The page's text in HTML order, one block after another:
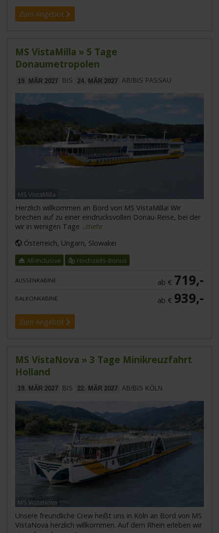
Zum Angebot
MS VistaMilla » 5 Tage
Donaumetropolen
19. MÄR 2027 BIS 24. MÄR 2027 AB/BIS PASSAU
MS VistaMilla
Herzlich willkommen an Bord von MS VistaMilla! Wir
brechen auf zu einer eindrucksvollen Donau-Reise, bei der
wir in wenigen Tage ...mehr
Österreich, Ungarn, Slowakei
All-Inclusive Hochzeits-Bonus
AUSSENKABINE ab € 719,-
BALKONKABINE ab € 939,-
Zum Angebot
MS VistaNova » 3 Tage Minikreuzfahrt
Holland
19. MÄR 2027 BIS 22. MÄR 2027 AB/BIS KÖLN
MS VistaNova
Unsere freundliche Crew heißt uns in Köln an Bord von MS
VistaNova herzlich willkommen. Auf dem Rhein erleben wir